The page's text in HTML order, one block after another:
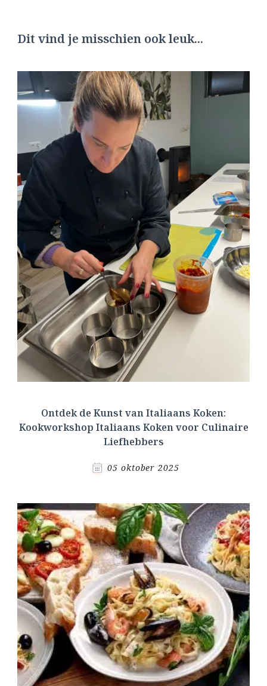
Dit vind je misschien ook leuk...
Ontdek de Kunst van Italiaans Koken:
Kookworkshop Italiaans Koken voor Culinaire
Liefhebbers
05 oktober 2025